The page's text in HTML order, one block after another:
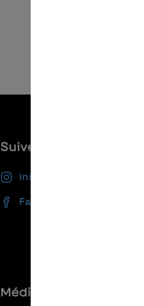
Suivez-nous
Instagram
Facebook
Médias